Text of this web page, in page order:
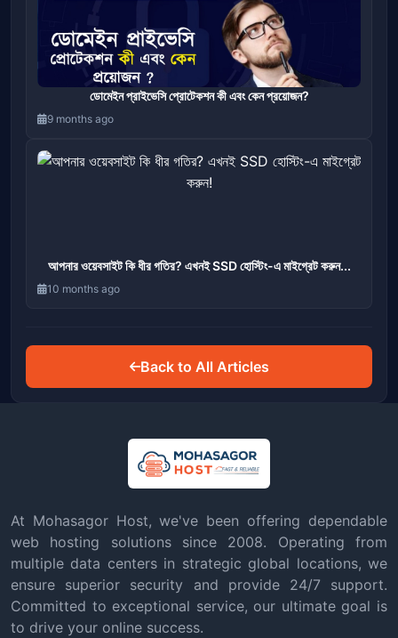
ডোমেইন প্রাইভেসি প্রোটেকশন কী এবং কেন প্রয়োজন?
9 months ago
আপনার ওয়েবসাইট কি ধীর গতির? এখনই SSD হোস্টিং-এ মাইগ্রেট করুন...
10 months ago
Back to All Articles
At Mohasagor Host, we've been offering dependable
web hosting solutions since 2008. Operating from
multiple data centers in strategic global locations, we
ensure superior security and provide 24/7 support.
Committed to exceptional service, our ultimate goal is
to drive your online success.